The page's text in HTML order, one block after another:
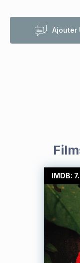
Ajouter
IMDB: